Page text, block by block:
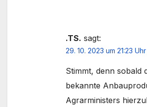
.TS. sagt:
29. 10. 2023 um 21:23 Uhr
Stimmt, denn sobald
bekannte
Agrarministers